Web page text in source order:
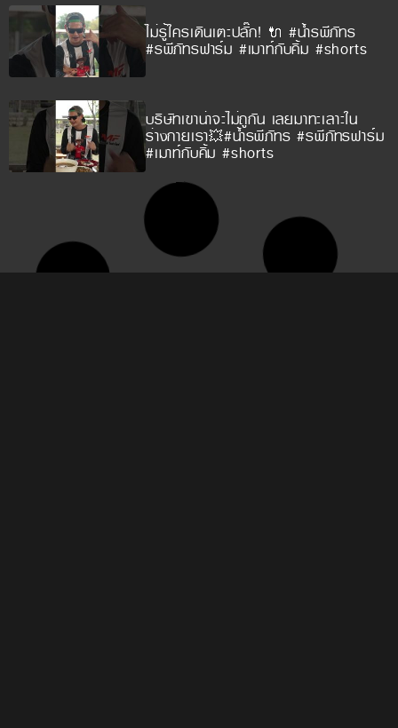
ไม่รู้ใครเดินเตะปลั๊ก! 🔌 #น้ำรพีภัทร
#รพีภัทรฟาร์ม #เมาท์กับคิ้ม #shorts
บริษัทเขาน่าจะไม่ถูกัน เลยมาทะเลาะใน
ร่างกายเรา💥#น้ำรพีภัทร #รพีภัทรฟาร์ม
#เมาท์กับคิ้ม #shorts